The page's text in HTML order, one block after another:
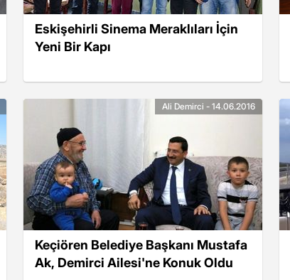
Eskişehirli Sinema Meraklıları İçin
Yeni Bir Kapı
Keçiören Belediye Başkanı Mustafa
Ak, Demirci Ailesi'ne Konuk Oldu
Ali Demirci - 14.06.2016